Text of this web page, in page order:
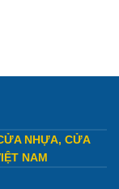
NHỰA, CỬA
NAM